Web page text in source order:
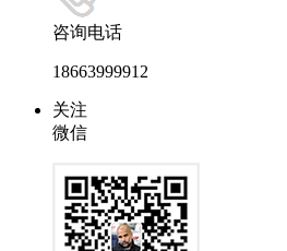
咨询电话
18663999912
关注
微信